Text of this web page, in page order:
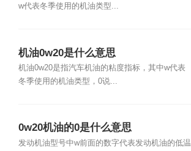
w代表冬季使用的机油类型...
机油0w20是什么意思
机油0w20是指汽车机油的粘度指标，其中w代表
冬季使用的机油类型，0说...
0w20机油的0是什么意思
发动机油型号中w前面的数字代表发动机油的低温